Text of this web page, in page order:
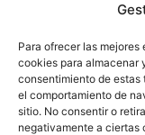
Para ofrecer las
cookies para almacenar
consentimiento de estas
el comportamiento de
sitio. No consentir o
negativamente a
Servicios
Blog
Contacto
Aviso Legal